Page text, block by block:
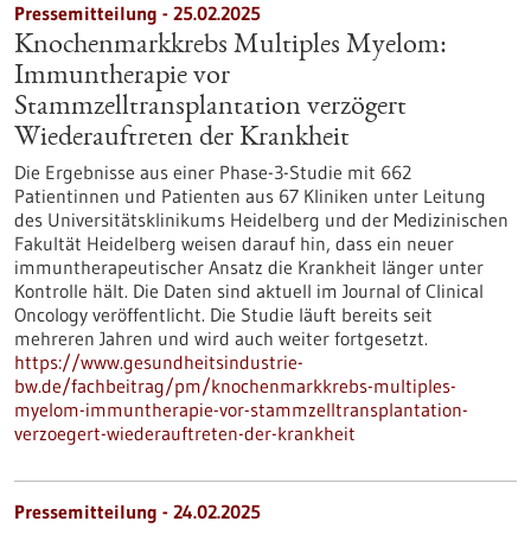
Pressemitteilung - 25.02.2025
Knochenmarkkrebs Multiples Myelom:
Immuntherapie vor
Stammzelltransplantation verzögert
Wiederauftreten der Krankheit
Die Ergebnisse aus einer Phase-3-Studie mit 662
Patientinnen und Patienten aus 67 Kliniken unter Leitung
des Universitätsklinikums Heidelberg und der Medizinischen
Fakultät Heidelberg weisen darauf hin, dass ein neuer
immuntherapeutischer Ansatz die Krankheit länger unter
Kontrolle hält. Die Daten sind aktuell im Journal of Clinical
Oncology veröffentlicht. Die Studie läuft bereits seit
mehreren Jahren und wird auch weiter fortgesetzt.
https://www.gesundheitsindustrie-
bw.de/fachbeitrag/pm/knochenmarkkrebs-multiples-
myelom-immuntherapie-vor-stammzelltransplantation-
verzoegert-wiederauftreten-der-krankheit
Pressemitteilung - 24.02.2025